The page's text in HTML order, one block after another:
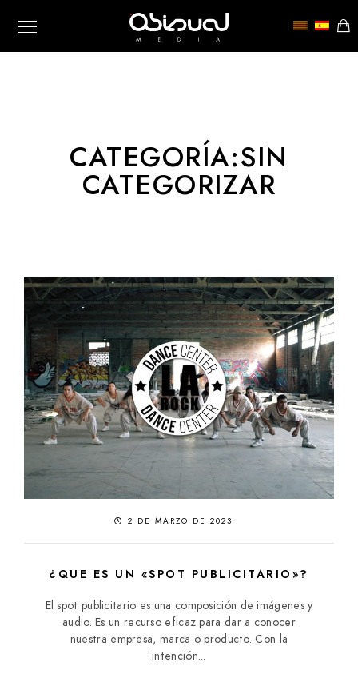
CATEGORÍA:SIN
CATEGORIZAR
2 DE MARZO DE 2023
¿QUE ES UN «SPOT PUBLICITARIO»?
El spot publicitario es una composición de imágenes y
audio. Es un recurso eficaz para dar a conocer
nuestra empresa, marca o producto. Con la
intención...